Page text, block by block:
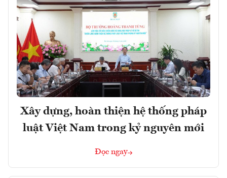
Xây dựng, hoàn thiện hệ thống pháp
luật Việt Nam trong kỷ nguyên mới
Đọc ngay